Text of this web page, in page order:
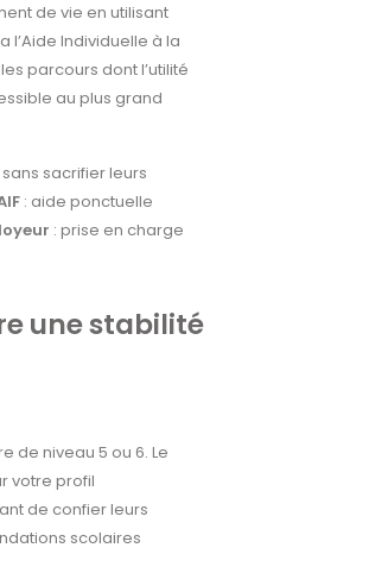
de vie en utilisant
l’Aide Individuelle à la
parcours dont l’utilité
au plus grand
sacrifier leurs
: aide ponctuelle
: prise en charge
une stabilité
de niveau 5 ou 6. Le
votre profil
de confier leurs
scolaires